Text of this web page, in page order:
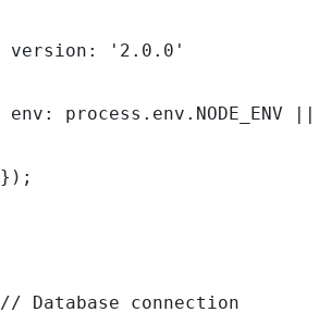
version: '2.0.0'
env: process.env.NODE_ENV
});
// Database connection